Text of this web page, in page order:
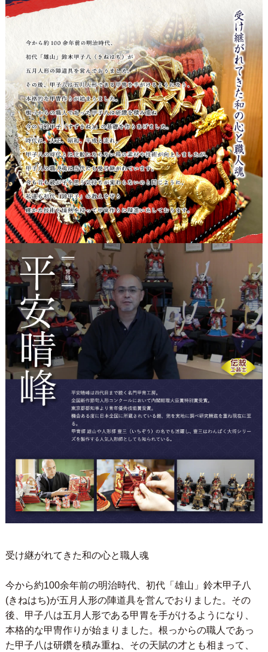
受け継がれてきた和の心と職人魂
今から約100余年前の明治時代、初代「雄山」鈴木甲子八
(きねはち)が五月人形の陣道具を営んでおりました。その
後、甲子八は五月人形である甲胃を手がけるようになり、
本格的な甲冑作りが始まりました。根っからの職人であっ
た甲子八は研鑽を積み重ね、その天賦の才とも相まって、